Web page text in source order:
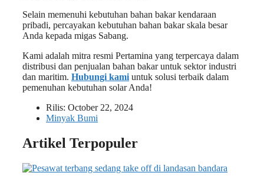
Selain memenuhi kebutuhan bahan bakar kendaraan
pribadi, percayakan kebutuhan bahan bakar skala besar
Anda kepada migas Sabang.
Kami adalah mitra resmi Pertamina yang terpercaya dalam
distribusi dan penjualan bahan bakar untuk sektor industri
dan maritim. Hubungi kami untuk solusi terbaik dalam
pemenuhan kebutuhan solar Anda!
Rilis: October 22, 2024
Minyak Bumi
Artikel Terpopuler